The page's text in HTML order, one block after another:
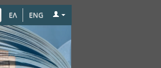
ΕΛ ENG
the